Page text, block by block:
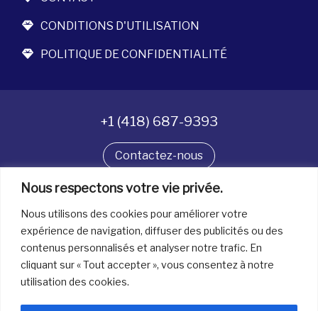
Nous respectons votre vie privée.
Nous utilisons des cookies pour améliorer votre
expérience de navigation, diffuser des publicités ou des
contenus personnalisés et analyser notre trafic. En
cliquant sur « Tout accepter », vous consentez à notre
utilisation des cookies.
CONDITIONS D'UTILISATION
POLITIQUE DE CONFIDENTIALITÉ
+1 (418) 687-9393
Contactez-nous
Suivez-nous
Tous droits réservés. © La boîte à bijoux 2026